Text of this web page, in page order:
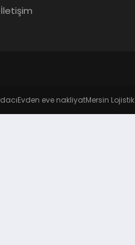
İletişim
Evden eve nakliyatMersin Lojistik